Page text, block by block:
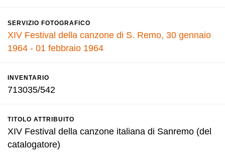
SERVIZIO FOTOGRAFICO
XIV Festival della canzone di S. Remo, 30 gennaio
1964 - 01 febbraio 1964
INVENTARIO
713035/542
TITOLO ATTRIBUITO
XIV Festival della canzone italiana di Sanremo (del
catalogatore)